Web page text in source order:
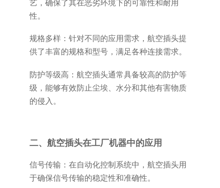
艺，确保了其在恶劣环境下的可靠性和耐用
性。
规格多样：针对不同的应用需求，航空插头提
供了丰富的规格和型号，满足各种连接需求。
防护等级高：航空插头通常具备较高的防护等
级，能够有效防止尘埃、水分和其他有害物质
的侵入。
二、航空插头在工厂机器中的应用
信号传输：在自动化控制系统中，航空插头用
于确保信号传输的稳定性和准确性。